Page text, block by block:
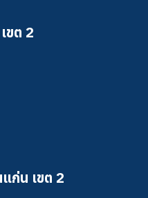
ขต 2
ก่น เขต 2